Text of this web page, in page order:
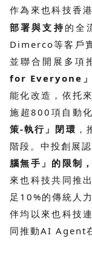
作為來也科技香
部署與支持的全
Dimerco等客戶
並聯合開展多項
for Everyone」
能化改造，依托
施超800項自動
策-執行」閉環 ，
階段。中投創展
腦無手」的限制，
來也科技共同推
足10%的傳統人
伴均以來也科技
同推動AI Agent